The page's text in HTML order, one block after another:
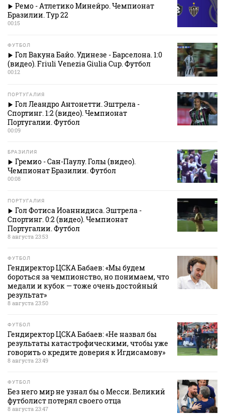
Ремо - Атлетико Минейро. Чемпионат
Бразилии. Тур 22
00:15
ФУТБОЛ
Гол Вакуна Байо. Удинезе - Барселона. 1:0
(видео). Friuli Venezia Giulia Cup. Футбол
00:12
ПОРТУГАЛИЯ
Гол Леандро Антонетти. Эштрела -
Спортинг. 1:2 (видео). Чемпионат
Португалии. Футбол
00:09
БРАЗИЛИЯ
Гремио - Сан-Паулу. Голы (видео).
Чемпионат Бразилии. Футбол
00:08
ПОРТУГАЛИЯ
Гол Фотиса Иоаннидиса. Эштрела -
Спортинг. 0:2 (видео). Чемпионат
Португалии. Футбол
8 августа 23:53
ФУТБОЛ
Гендиректор ЦСКА Бабаев: «Мы будем
бороться за чемпионство, но понимаем, что
медали и кубок — тоже очень достойный
результат»
8 августа 23:50
ФУТБОЛ
Гендиректор ЦСКА Бабаев: «Не назвал бы
результаты катастрофическими, чтобы уже
говорить о кредите доверия к Игдисамову»
8 августа 23:49
ФУТБОЛ
Без него мир не узнал бы о Месси. Великий
футболист потерял своего отца
8 августа 23:47